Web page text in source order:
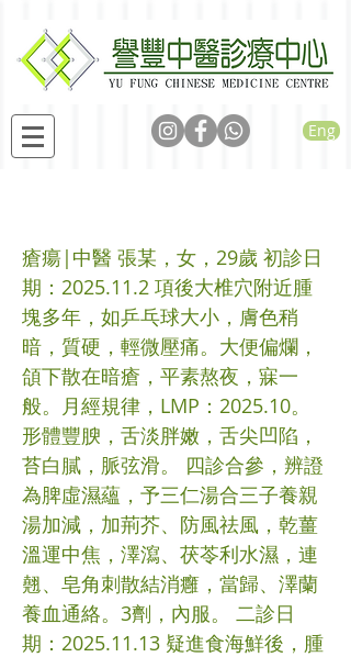
Eng
瘡瘍|中醫 張某，女，29歲 初診日
期：2025.11.2 項後大椎穴附近腫
塊多年，如乒乓球大小，膚色稍
暗，質硬，輕微壓痛。大便偏爛，
頜下散在暗瘡，平素熬夜，寐一
般。月經規律，LMP：2025.10。
形體豐腴，舌淡胖嫩，舌尖凹陷，
苔白膩，脈弦滑。 四診合參，辨證
為脾虛濕蘊，予三仁湯合三子養親
湯加減，加荊芥、防風祛風，乾薑
溫運中焦，澤瀉、茯苓利水濕，連
翹、皂角刺散結消癰，當歸、澤蘭
養血通絡。3劑，內服。 二診日
期：2025.11.13 疑進食海鮮後，腫